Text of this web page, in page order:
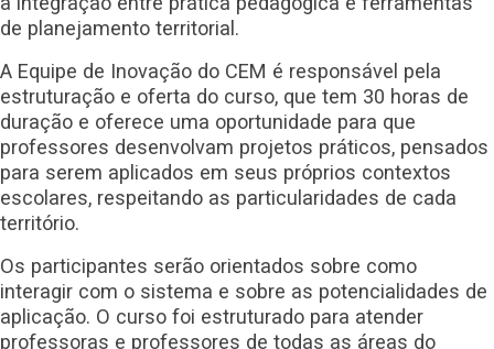
de planejamento territorial.
A Equipe de Inovação do CEM é responsável pela
estruturação e oferta do curso, que tem 30 horas de
duração e oferece uma oportunidade para que
professores desenvolvam projetos práticos, pensados
para serem aplicados em seus próprios contextos
escolares, respeitando as particularidades de cada
território.
Os participantes serão orientados sobre como
interagir com o sistema e sobre as potencialidades de
aplicação. O curso foi estruturado para atender
professoras e professores de todas as áreas do